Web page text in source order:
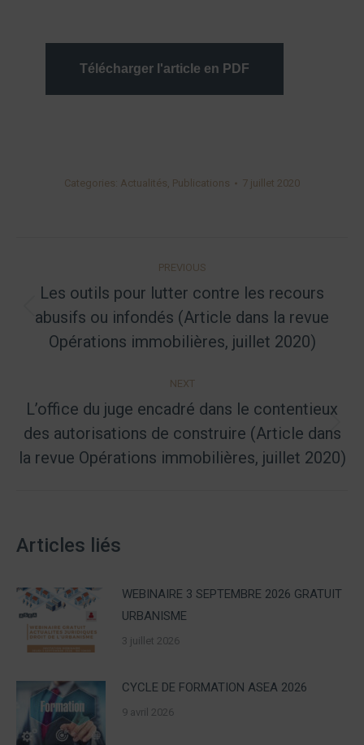
Télécharger l'article en PDF
Categories: Actualités, Publications 7 juillet 2020
navigation
PREVIOUS
Previous
post:
Les outils pour lutter contre les recours
abusifs ou infondés (Article dans la revue
Opérations immobilières, juillet 2020)
NEXT
Next
post:
L’office du juge encadré dans le contentieux
des autorisations de construire (Article dans
la revue Opérations immobilières, juillet 2020)
Articles liés
WEBINAIRE 3 SEPTEMBRE 2026 GRATUIT
URBANISME
3 juillet 2026
CYCLE DE FORMATION ASEA 2026
9 avril 2026